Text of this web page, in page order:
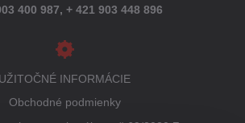
400 987, + 421 903 448 896
UŽITOČNÉ INFORMÁCIE
Obchodné podmienky